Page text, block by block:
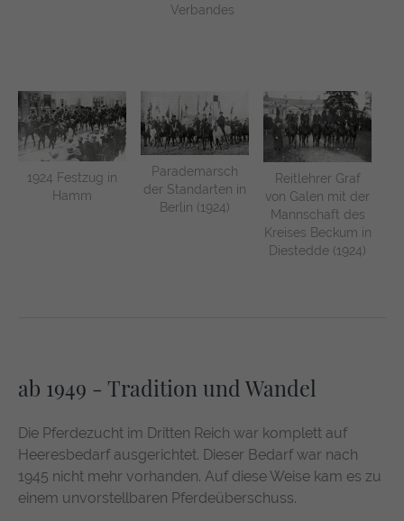
Verbandes
1924 Festzug in
Hamm
Parademarsch
der Standarten in
Berlin (1924)
Reitlehrer Graf
von Galen mit der
Mannschaft des
Kreises Beckum in
Diestedde (1924)
ab 1949 - Tradition und Wandel
Die Pferdezucht im Dritten Reich war komplett auf
Heeresbedarf ausgerichtet. Dieser Bedarf war nach
1945 nicht mehr vorhanden. Auf diese Weise kam es zu
einem unvorstellbaren Pferdeüberschuss.